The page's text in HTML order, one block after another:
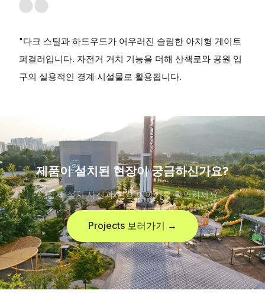
"다크 스틸과 하드우드가 어우러진 슬림한 아치형 게이트
퍼걸러입니다. 자전거 거치 기능을 더해 산책로와 공원 입
구의 실용적인 경계 시설물로 활용됩니다.
제품이 설치된 현장이 궁금하신가요?
실제 설치 사진과 현장 이야기를 확인하세요
Projects 보러가기 →